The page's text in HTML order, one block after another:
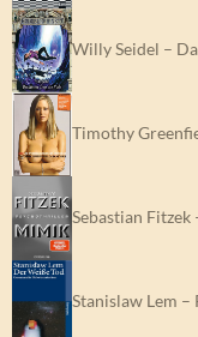
Willy Seidel –
Timothy
Sebastian
Stanislaw Lem